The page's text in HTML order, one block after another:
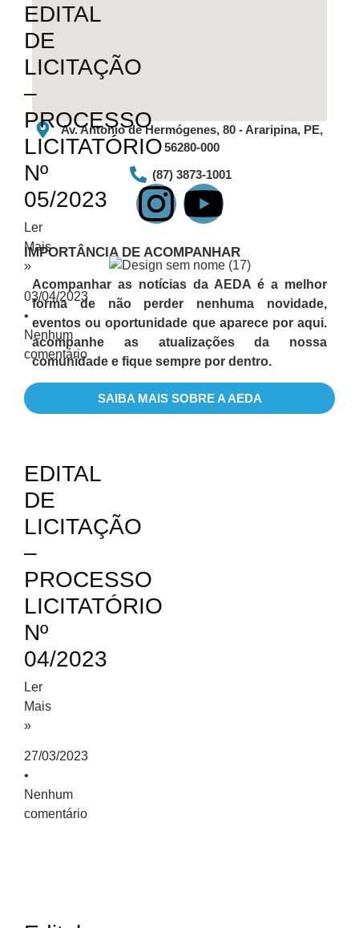
Av. Antonio de Hermógenes, 80 - Araripina, PE,
56280-000
(87) 3873-1001
IMPORTÂNCIA DE ACOMPANHAR
Acompanhar as notícias da AEDA é a melhor
forma de não perder nenhuma novidade,
eventos ou oportunidade que aparece por aqui.
acompanhe as atualizações da nossa
comunidade e fique sempre por dentro.
SAIBA MAIS SOBRE A AEDA
EDITAL
DE
LICITAÇÃO
–
PROCESSO
LICITATÓRIO
Nº
05/2023
Ler
Mais
»
03/04/2023
Nenhum
comentário
EDITAL
DE
LICITAÇÃO
–
PROCESSO
LICITATÓRIO
Nº
04/2023
Ler
Mais
»
27/03/2023
Nenhum
comentário